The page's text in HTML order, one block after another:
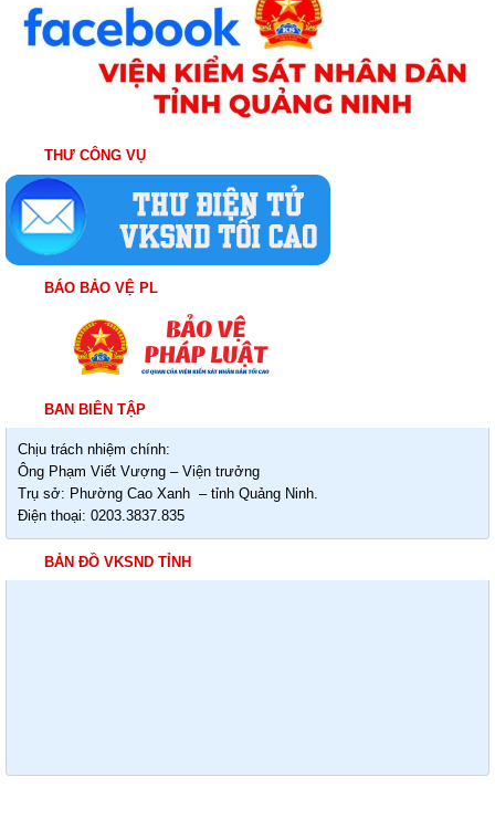
THƯ CÔNG VỤ
BÁO BẢO VỆ PL
BAN BIÊN TẬP
Chịu trách nhiệm chính:
Ông Phạm Viết Vượng – Viện trưởng
Trụ sở: Phường Cao Xanh – tỉnh Quảng Ninh.
Điện thoại: 0203.3837.835
BẢN ĐỒ VKSND TỈNH